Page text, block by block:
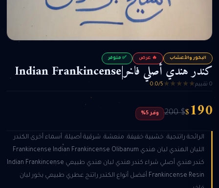
البخور والأعشاب 🔥 عرض ✅ متوفر
كندر هندي أصلي فاخر|Indian Frankincense
0 تقييم ★
★
★
★
★
0.0/5
$190
$ 200 وفر 5%
الرائحة راتنجية. خشبية خفيفة. منعشة. شرقية أصيلة. أسماء أخرى الكندر
اللبان الهندي لبان هندي Frankincense Indian Frankincense Olibanum
كندر هندي أصلي شراء كندر هندي لبان هندي طبيعي Indian Frankincense
Frankincense Resin أفضل أنواع الكندر راتنج عطري طبيعي بخور لبان